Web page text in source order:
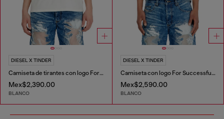
DIESEL X TINDER
Camiseta de tirantes con logo For Successful Loving
Mex$2,390.00
BLANCO
DIESEL X TINDER
Camiseta con logo For Successful Loving
Mex$2,590.00
BLANCO